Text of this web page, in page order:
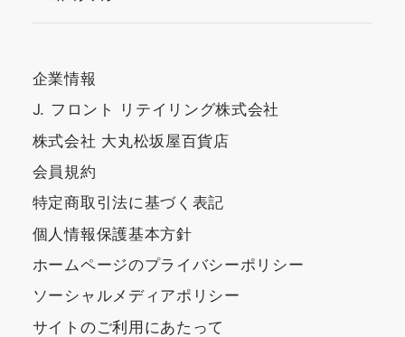
企業情報
J. フロント リテイリング株式会社
株式会社 大丸松坂屋百貨店
会員規約
特定商取引法に基づく表記
個人情報保護基本方針
ホームページのプライバシーポリシー
ソーシャルメディアポリシー
サイトのご利用にあたって